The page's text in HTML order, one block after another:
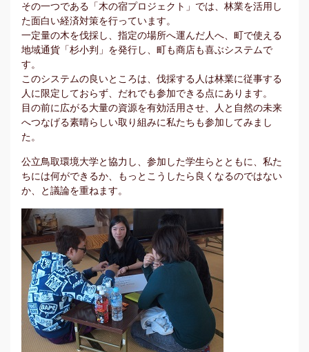
その一つである「木の宿プロジェクト」では、林業を活用し
た面白い経済対策を行っています。
一定量の木を伐採し、指定の場所へ運んだ人へ、町で使える
地域通貨「杉小判」を発行し、町も商店も喜ぶシステムで
す。
このシステムの良いところは、伐採する人は林業に従事する
人に限定しておらず、だれでも参加できる点にあります。
目の前に広がる大量の資源を有効活用させ、人と自然の未来
へつなげる素晴らしい取り組みに私たちも参加してみまし
た。
公立鳥取環境大学と協力し、参加した学生らとともに、私た
ちには何ができるか、もっとこうしたら良くなるのではない
か、と議論を重ねます。